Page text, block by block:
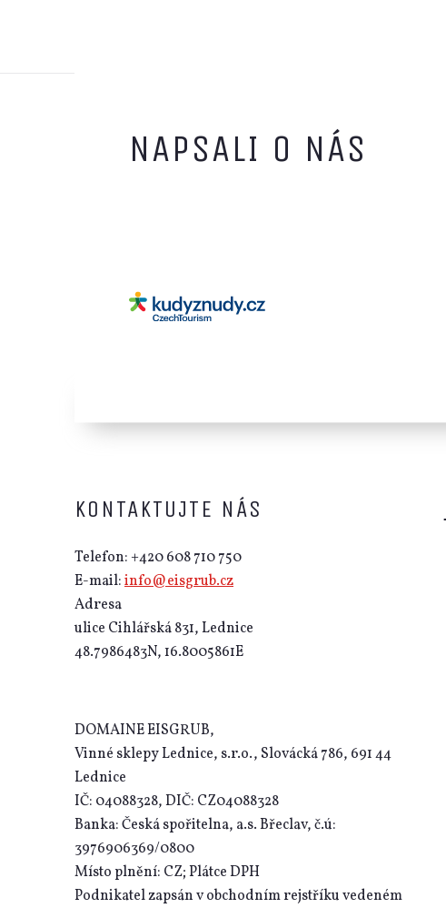
NAPSALI O NÁS
KONTAKTUJTE NÁS
Telefon: +420 608 710 750
E-mail:info@eisgrub.cz
Adresa
ulice Cihlářská 831, Lednice
48.7986483N, 16.8005861E
DOMAINE EISGRUB,
Vinné sklepy Lednice, s.r.o., Slovácká 786, 691 44
Lednice
IČ: 04088328, DIČ: CZ04088328
Banka: Česká spořitelna, a.s. Břeclav, č.ú:
3976906369/0800
Místo plnění: CZ; Plátce DPH
Podnikatel zapsán v obchodním rejstříku vedeném